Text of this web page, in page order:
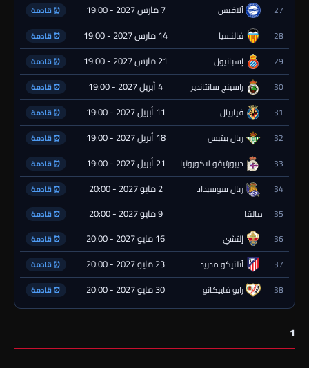
27 ألافيس 7 مارس 2027 - 19:00 ⏰ قادمة
28 فالنسيا 14 مارس 2027 - 19:00 ⏰ قادمة
29 إسبانيول 21 مارس 2027 - 19:00 ⏰ قادمة
30 راسينج سانتاندير 4 أبريل 2027 - 19:00 ⏰ قادمة
31 فياريال 11 أبريل 2027 - 19:00 ⏰ قادمة
32 ريال بيتيس 18 أبريل 2027 - 19:00 ⏰ قادمة
33 ديبورتيفو لاكورونيا 21 أبريل 2027 - 19:00 ⏰ قادمة
34 ريال سوسيداد 2 مايو 2027 - 20:00 ⏰ قادمة
35 مالقا 9 مايو 2027 - 20:00 ⏰ قادمة
36 إلتشي 16 مايو 2027 - 20:00 ⏰ قادمة
37 أتلتيكو مدريد 23 مايو 2027 - 20:00 ⏰ قادمة
38 رايو فاييكانو 30 مايو 2027 - 20:00 ⏰ قادمة
1